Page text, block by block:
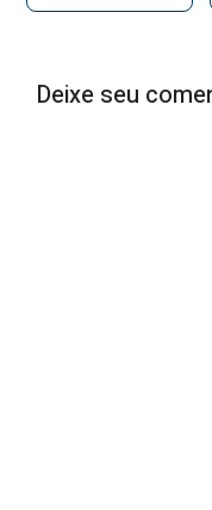
Deixe seu